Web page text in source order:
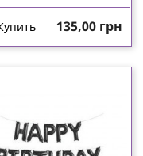
Цена
135,00 грн